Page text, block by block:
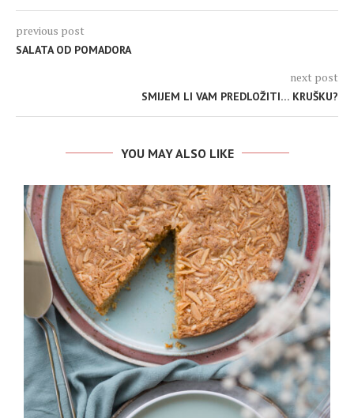
previous post
SALATA OD POMADORA
next post
SMIJEM LI VAM PREDLOŽITI… KRUŠKU?
YOU MAY ALSO LIKE